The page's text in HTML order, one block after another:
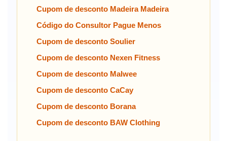
Cupom de desconto Madeira Madeira
Código do Consultor Pague Menos
Cupom de desconto Soulier
Cupom de desconto Nexen Fitness
Cupom de desconto Malwee
Cupom de desconto CaCay
Cupom de desconto Borana
Cupom de desconto BAW Clothing